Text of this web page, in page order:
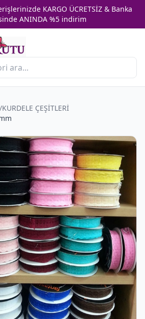
KARGO ÜCRETSİZ & Banka
ANINDA %5 indirim
/KURDELE ÇEŞİTLERİ